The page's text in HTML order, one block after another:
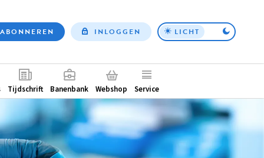
Top
ABONNEREN INLOGGEN LICHT
Tijdschrift Banenbank Webshop Service